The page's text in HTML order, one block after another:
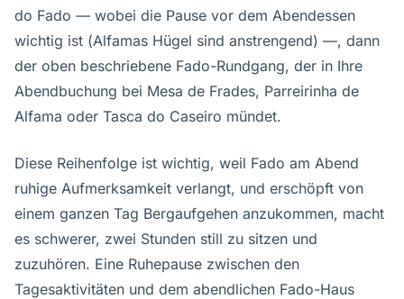
do Fado — wobei die Pause vor dem Abendessen
wichtig ist (Alfamas Hügel sind anstrengend) —, dann
der oben beschriebene Fado-Rundgang, der in Ihre
Abendbuchung bei Mesa de Frades, Parreirinha de
Alfama oder Tasca do Caseiro mündet.
Diese Reihenfolge ist wichtig, weil Fado am Abend
ruhige Aufmerksamkeit verlangt, und erschöpft von
einem ganzen Tag Bergaufgehen anzukommen, macht
es schwerer, zwei Stunden still zu sitzen und
zuzuhören. Eine Ruhepause zwischen den
Tagesaktivitäten und dem abendlichen Fado-Haus